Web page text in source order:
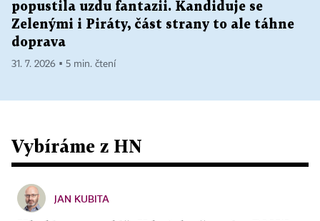
popustila uzdu fantazii. Kandiduje se
Zelenými i Piráty, část strany to ale táhne
doprava
31. 7. 2026 ▪ 5 min. čtení
Vybíráme z HN
JAN KUBITA